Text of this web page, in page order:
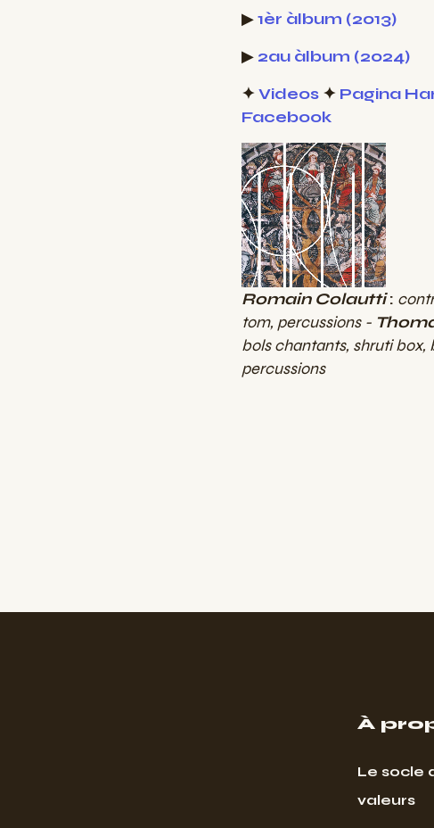
▶1èr àlbum (2013)
▶ 2au àlbum (2024)
✦Videos✦ Pagina
Facebook
Romain Colautti:
tom, percussions -
bols chantants, shruti box,
percussions
À
Le socle
valeurs